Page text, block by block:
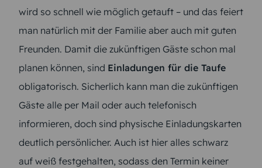
wird so schnell wie möglich getauft – und das feiert
man natürlich mit der Familie aber auch mit guten
Freunden. Damit die zukünftigen Gäste schon mal
planen können, sind Einladungen für die Taufe
obligatorisch. Sicherlich kann man die zukünftigen
Gäste alle per Mail oder auch telefonisch
informieren, doch sind physische Einladungskarten
deutlich persönlicher. Auch ist hier alles schwarz
auf weiß festgehalten, sodass den Termin keiner